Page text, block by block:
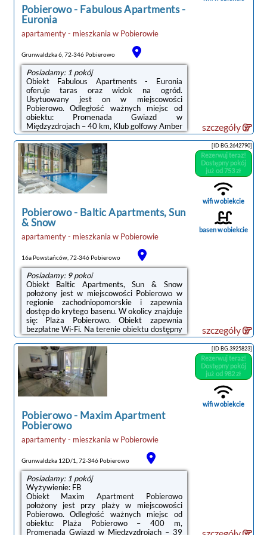
kryty basen.Odległość ...
Pobierowo- Fabulous Apartments -
Euronia
apartamenty - mieszkania w Pobierowie
Grunwaldzka 6, 72-346 Pobierowo
Posiadamy: 1 pokój
Obiekt Fabulous Apartments - Euronia
oferuje taras oraz widok na ogród.
Usytuowany jest on w miejscowości
Pobierowo. Odległość ważnych miejsc od
obiektu: Promenada Gwiazd w
Międzyzdrojach – 40 km, Klub golfowy Amber
Baltic – 28 km. Ten obiekt zapewnia
bezpłatne Wi-Fi. Na terenie obiektu dostępny
jest też prywatny parking. W odległości 200
m od obiektu znajduje się Plaża Pobierowo.W
apartamencie zapewniono balkon, sypialnię
(1), salon z telewizorem z płaskim ekranem,
aneks kuchenny ze standardowym
zmywarka, a także łazienkę (1) z prysznicem.
...
szczegóły
Pobierowo- Baltic Apartments, Sun
& Snow
apartamenty - mieszkania w Pobierowie
16a Powstańców, 72-346 Pobierowo
Posiadamy: 9 pokoi
Obiekt Baltic Apartments, Sun & Snow
położony jest w miejscowości Pobierowo w
regionie zachodniopomorskie i zapewnia
dostęp do krytego basenu. W okolicy znajduje
się: Plaża Pobierowo. Obiekt zapewnia
bezpłatne Wi-Fi. Na terenie obiektu dostępny
jest też prywatny parking.W każdej opcji
zakwaterowania znajduje się aneks kuchenny
z pełnym wyposażeniem i stołem, a także
prywatna łazienka z prysznicem oraz
suszarką do włosów. Wyposażenie obejmuje
również telewizor z płaskim ekranem.
Niektóre opcje zakwaterowania mają taras
obiektu: ...
[ID BG.2642790]
Rezerwuj teraz!
Dostępny pokój
już od 753 zł
wifi w obiekcie
basen w obiekcie
szczegóły
Pobierowo- Maxim Apartment
Pobierowo
apartamenty - mieszkania w Pobierowie
Grunwaldzka 12D/1, 72-346 Pobierowo
Posiadamy: 1 pokój
Wyżywienie: FB
Obiekt Maxim Apartment Pobierowo
położony jest przy plaży w miejscowości
Pobierowo. Odległość ważnych miejsc od
obiektu: Plaża Pobierowo – 400 m,
Promenada Gwiazd w Międzyzdrojach – 39
[ID BG.3925823]
Rezerwuj teraz!
Dostępny pokój
już od 982 zł
wifi w obiekcie